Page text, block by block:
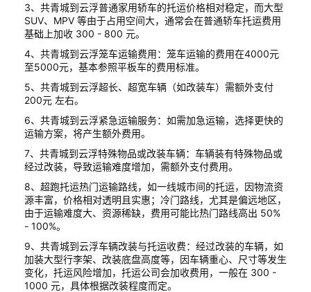
3、共青城到云浮普通家用轿车的托运价格相对稳定，而大型
SUV、MPV 等由于占用空间大，通常会在普通轿车托运费用
基础上加收 300 - 800 元。
4、共青城到云浮笼车运输费用：笼车运输的费用在4000元
至5000元，基本参照平板车的费用标准。
5、共青城到云浮超长、超宽车辆（如改装车）需额外支付
200元 左右。
6、共青城到云浮紧急运输服务：如需加急运输，选择更快的
运输方案，将产生额外费用。
7、共青城到云浮特殊物品或改装车辆：车辆装有特殊物品或
经过改装，导致运输难度增加，需额外支付费用。
8、超跑托运热门运输路线，如一线城市间的托运，因物流资
源丰富，价格相对透明且实惠；冷门路线，尤其是偏远地区，
由于运输难度大、资源稀缺，费用可能比热门路线高出 50%
- 100%。
9、共青城到云浮车辆改装与托运收费：经过改装的车辆，如
加装大型行李架、改装底盘高度等，因车辆重心、尺寸等发生
变化，托运风险增加，托运公司会加收费用，一般在 300 -
1000 元，具体根据改装程度而定。